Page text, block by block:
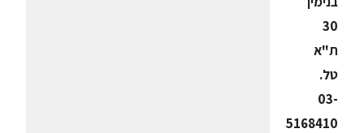
30
ת"א
טל.
03-
5168410